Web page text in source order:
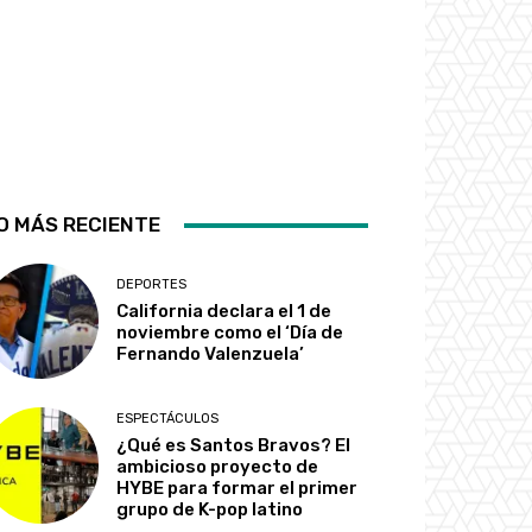
MÁS RECIENTE
DEPORTES
California declara el 1 de
noviembre como el ‘Día de
Fernando Valenzuela’
ESPECTÁCULOS
¿Qué es Santos Bravos? El
ambicioso proyecto de
HYBE para formar el primer
grupo de K-pop latino